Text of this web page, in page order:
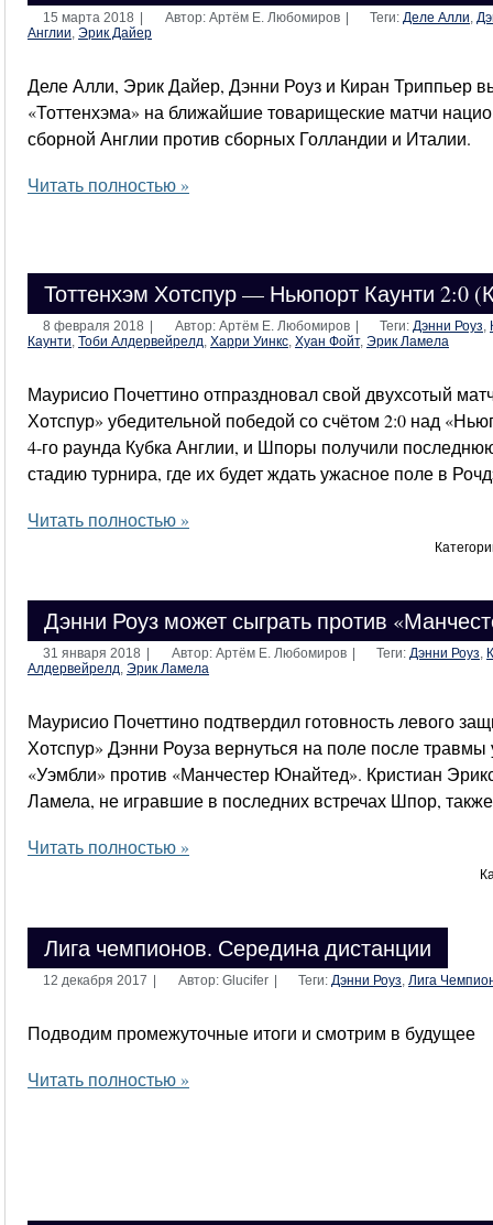
15 марта 2018 Автор: Артём Е. Любомиров Теги: Деле Алли,
Англии, Эрик Дайер
Деле Алли, Эрик Дайер, Дэнни Роуз и Киран Триппьер
«Тоттенхэма» на ближайшие товарищеские матчи
сборной Англии против сборных Голландии и Италии.
Читать полностью »
Тоттенхэм Хотспур — Ньюпорт Каунти 2:0
8 февраля 2018 Автор: Артём Е. Любомиров Теги: Дэнни Роуз,
Каунти, Тоби Алдервейрелд, Харри Уинкс, Хуан Фойт, Эрик Ламела
Маурисио Почеттино отпраздновал свой двухсотый
Хотспур» убедительной победой со счётом 2:0 над
4-го раунда Кубка Англии, и Шпоры получили
стадию турнира, где их будет ждать ужасное поле в
Читать полностью »
Дэнни Роуз может сыграть против
31 января 2018 Автор: Артём Е. Любомиров Теги: Дэнни Роуз,
Алдервейрелд, Эрик Ламела
Маурисио Почеттино подтвердил готовность левого
Хотспур» Дэнни Роуза вернуться на поле после
«Уэмбли» против «Манчестер Юнайтед». Кристиан
Ламела, не игравшие в последних встречах Шпор,
Читать полностью »
Лига чемпионов. Середина дистанции
12 декабря 2017 Автор: Glucifer Теги: Дэнни Роуз, Лига
Подводим промежуточные итоги и смотрим в будущее
Читать полностью »